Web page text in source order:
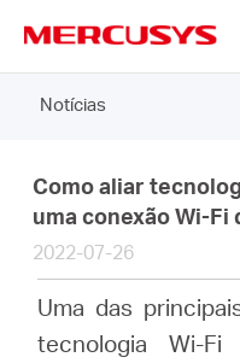
navigation
Produtos
Suporte
Sobre
Notícias
Como aliar
uma conexão Wi-Fi
2022-07-26
Uma das
tecnologia Wi-